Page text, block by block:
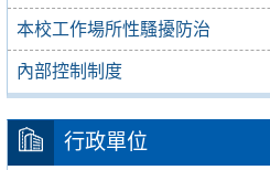
本校工作場所性騷擾防治
內部控制制度
行政單位